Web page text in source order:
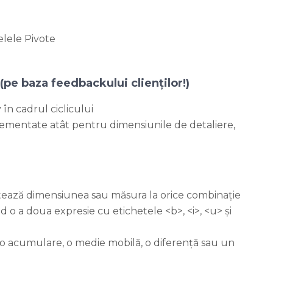
Pivote
baza feedbackului clienților!)
în cadrul ciclicului
atât pentru dimensiunile de detaliere,
dimensiunea sau măsura la orice combinație
o a doua expresie cu etichetele <b>, <i>, <u> și
acumulare, o medie mobilă, o diferență sau un